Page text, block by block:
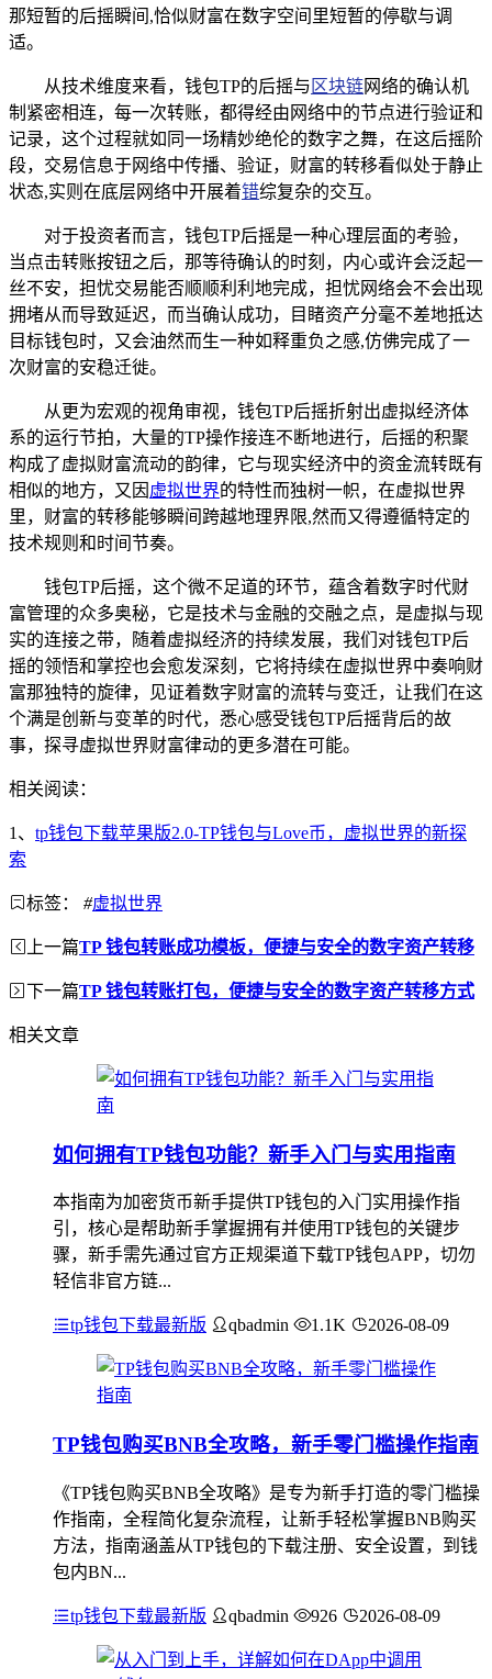
那短暂的后摇瞬间,恰似财富在数字空间里短暂的停歇与调
适。
从技术维度来看，钱包TP的后摇与 区块链网络的确认机
制紧密相连，每一次转账，都得经由网络中的节点进行验证和
记录，这个过程就如同一场精妙绝伦的数字之舞，在这后摇阶
段，交易信息于网络中传播、验证，财富的转移看似处于静止
状态,实则在底层网络中开展着错综复杂的交互。
对于投资者而言，钱包TP后摇是一种心理层面的考验，
当点击转账按钮之后，那等待确认的时刻，内心或许会泛起一
丝不安，担忧交易能否顺顺利利地完成，担忧网络会不会出现
拥堵从而导致延迟，而当确认成功，目睹资产分毫不差地抵达
目标钱包时，又会油然而生一种如释重负之感,仿佛完成了一
次财富的安稳迁徙。
从更为宏观的视角审视，钱包TP后摇折射出虚拟经济体
系的运行节拍，大量的TP操作接连不断地进行，后摇的积聚
构成了虚拟财富流动的韵律，它与现实经济中的资金流转既有
相似的地方，又因 虚拟世界的特性而独树一帜，在虚拟世界
里，财富的转移能够瞬间跨越地理界限,然而又得遵循特定的
技术规则和时间节奏。
钱包TP后摇，这个微不足道的环节，蕴含着数字时代财
富管理的众多奥秘，它是技术与金融的交融之点，是虚拟与现
实的连接之带，随着虚拟经济的持续发展，我们对钱包TP后
摇的领悟和掌控也会愈发深刻，它将持续在虚拟世界中奏响财
富那独特的旋律，见证着数字财富的流转与变迁，让我们在这
个满是创新与变革的时代，悉心感受钱包TP后摇背后的故
事，探寻虚拟世界财富律动的更多潜在可能。
相关阅读：
1、 tp钱包下载苹果版2.0-TP钱包与Love币，虚拟世界的新探
索
标签： #虚拟世界
上一篇TP 钱包转账成功模板，便捷与安全的数字资产转移
下一篇TP 钱包转账打包，便捷与安全的数字资产转移方式
相关文章
如何拥有TP钱包功能？新手入门与实用指南
本指南为加密货币新手提供TP钱包的入门实用操作指
引，核心是帮助新手掌握拥有并使用TP钱包的关键步
骤，新手需先通过官方正规渠道下载TP钱包APP，切勿
轻信非官方链...
tp钱包下载最新版 qbadmin 1.1K 2026-08-09
TP钱包购买BNB全攻略，新手零门槛操作指南
《TP钱包购买BNB全攻略》是专为新手打造的零门槛操
作指南，全程简化复杂流程，让新手轻松掌握BNB购买
方法，指南涵盖从TP钱包的下载注册、安全设置，到钱
包内BN...
tp钱包下载最新版 qbadmin 926 2026-08-09